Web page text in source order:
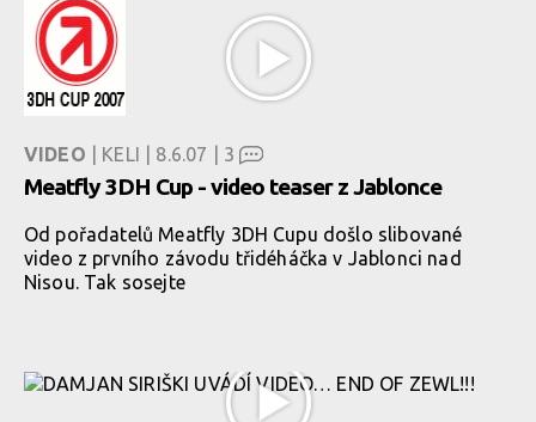
VIDEO | KELI | 8.6.07 | 3
Meatfly 3DH Cup - video teaser z Jablonce
Od pořadatelů Meatfly 3DH Cupu došlo slibované
video z prvního závodu třidéháčka v Jablonci nad
Nisou. Tak sosejte